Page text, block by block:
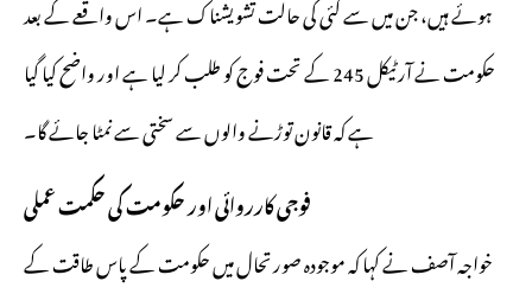
ہوئے ہیں، جن میں سے کئی کی حالت تشویشناک ہے۔ اس واقعے کے بعد
حکومت نے آرٹیکل 245 کے تحت فوج کو طلب کر لیا ہے اور واضح کیا گیا
ہے کہ قانون توڑنے والوں سے سختی سے نمٹا جائے گا۔
فوجی کارروائی اور حکومت کی حکمت عملی
خواجہ آصف نے کہا کہ موجودہ صورتحال میں حکومت کے پاس طاقت کے